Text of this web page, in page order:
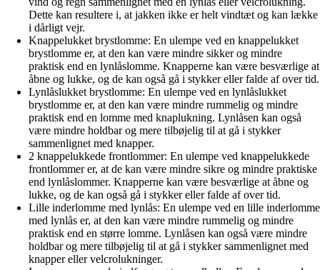
Dette kan resultere i, at jakken ikke er helt vindtæt og kan lække
i dårligt vejr.
Knappelukket brystlomme: En ulempe ved en knappelukket
brystlomme er, at den kan være mindre sikker og mindre
praktisk end en lynlåslomme. Knapperne kan være besværlige at
åbne og lukke, og de kan også gå i stykker eller falde af over tid.
Lynlåslukket brystlomme: En ulempe ved en lynlåslukket
brystlomme er, at den kan være mindre rummelig og mindre
praktisk end en lomme med knaplukning. Lynlåsen kan også
være mindre holdbar og mere tilbøjelig til at gå i stykker
sammenlignet med knapper.
2 knappelukkede frontlommer: En ulempe ved knappelukkede
frontlommer er, at de kan være mindre sikre og mindre praktiske
end lynlåslommer. Knapperne kan være besværlige at åbne og
lukke, og de kan også gå i stykker eller falde af over tid.
Lille inderlomme med lynlås: En ulempe ved en lille inderlomme
med lynlås er, at den kan være mindre rummelig og mindre
praktisk end en større lomme. Lynlåsen kan også være mindre
holdbar og mere tilbøjelig til at gå i stykker sammenlignet med
knapper eller velcrolukninger.